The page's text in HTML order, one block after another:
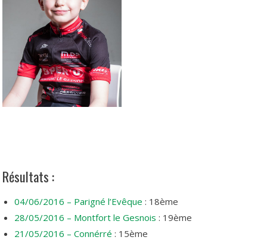
Résultats :
04/06/2016 – Parigné l’Evêque : 18ème
28/05/2016 – Montfort le Gesnois : 19ème
21/05/2016 – Connérré : 15ème